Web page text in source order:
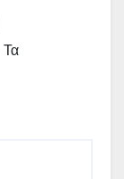
Τα